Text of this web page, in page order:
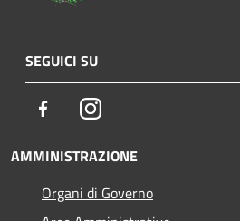
SEGUICI SU
FacebookInstagram
AMMINISTRAZIONE
Organi di Governo